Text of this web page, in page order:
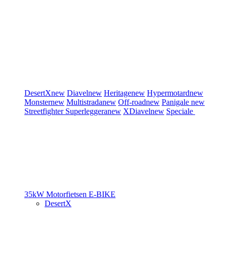
DesertXnew Diavelnew Heritagenew Hypermotardnew
Monsternew Multistradanew Off-roadnew Panigale new
Streetfighter Superleggeranew XDiavelnew Speciale
35kW Motorfietsen E-BIKE
DesertX